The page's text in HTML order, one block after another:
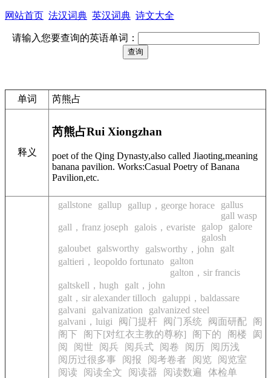
网站首页 法汉词典 英汉词典 诗文大全
请输入您要查询的英语单词：
单词 芮熊占
释义
芮熊占Rui Xiongzhan
poet of the Qing Dynasty,also called Jiaoting,meaning
banana pavilion. Works:Casual Poetry of Banana
Pavilion,etc.
gallstone gallup gallup，george horace
gallus
gall wasp
gall，franz joseph
galois，evariste galop
galore
galosh
galoubet
galsworthy galsworthy，john
galt
galtieri，leopoldo fortunato
galton
galton，sir francis
galtskell，hugh
galt，john
galt，sir alexander tilloch
galuppi，baldassare
galvani
galvanization
galvanized steel
galvani，luigi
阀门提杆 阀门系统 阀面研配
阁
阁下
阁下[对红衣主教的尊称] 阁下的 阁楼
阂
阅
阅世 阅兵 阅兵式 阅卷 阅历
阅历浅
阅历过很多事
阅报 阅考卷者 阅览
阅览室
阅读
阅读全文 阅读器 阅读数遍
体检单